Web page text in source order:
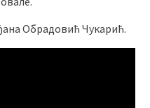
Обрадовић Чукарић.